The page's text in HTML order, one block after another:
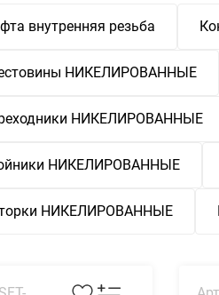
внутренняя резьба
НИКЕЛИРОВАННЫЕ
НИКЕЛИРОВАННЫЕ
НИКЕЛИРОВАННЫЕ
НИКЕЛИРОВАННЫЕ